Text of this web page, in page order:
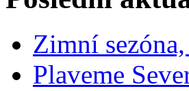
Zimní
Plaveme